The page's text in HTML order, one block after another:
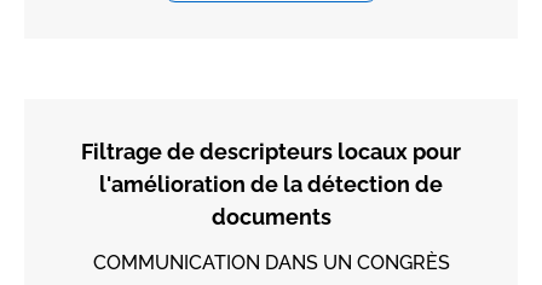
Filtrage de descripteurs locaux pour
l'amélioration de la détection de
documents
COMMUNICATION DANS UN CONGRÈS